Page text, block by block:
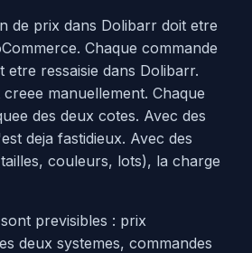
de prix dans Dolibarr doit etre
Chaque commande
etre ressaisie dans Dolibarr.
manuellement. Chaque
des deux cotes. Avec des
deja fastidieux. Avec des
couleurs, lots), la charge
previsibles : prix
deux systemes, commandes